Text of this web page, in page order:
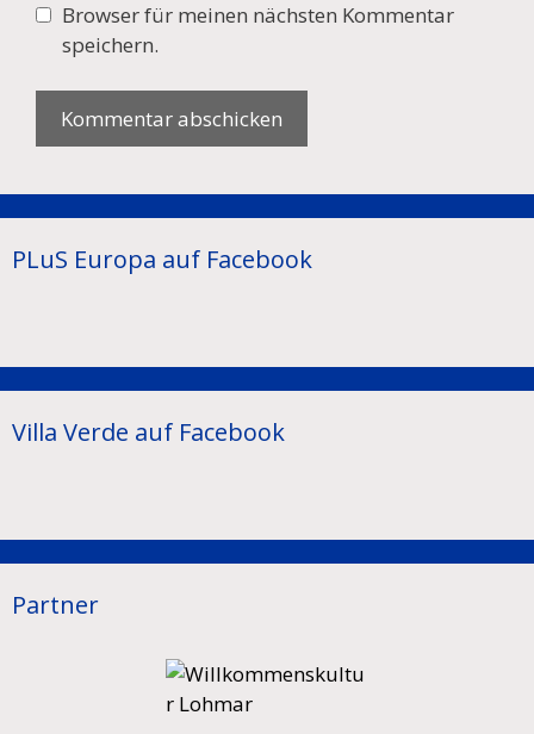
Browser für meinen nächsten Kommentar
speichern.
PLuS Europa auf Facebook
Villa Verde auf Facebook
Partner